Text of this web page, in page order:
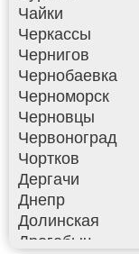
Чайки
Черкассы
Чернигов
Чернобаевка
Черноморск
Черновцы
Червоноград
Чортков
Дергачи
Днепр
Долинская
Дрогобыч